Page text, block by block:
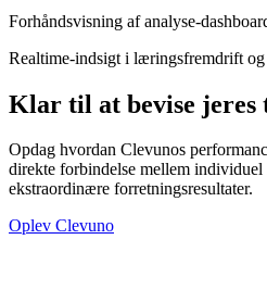
Forhåndsvisning af analyse-
Realtime-indsigt i læringsfremdrift
Klar til at bevise
Opdag hvordan Clevunos
direkte forbindelse mellem
ekstraordinære forretningsresultater.
Oplev Clevuno